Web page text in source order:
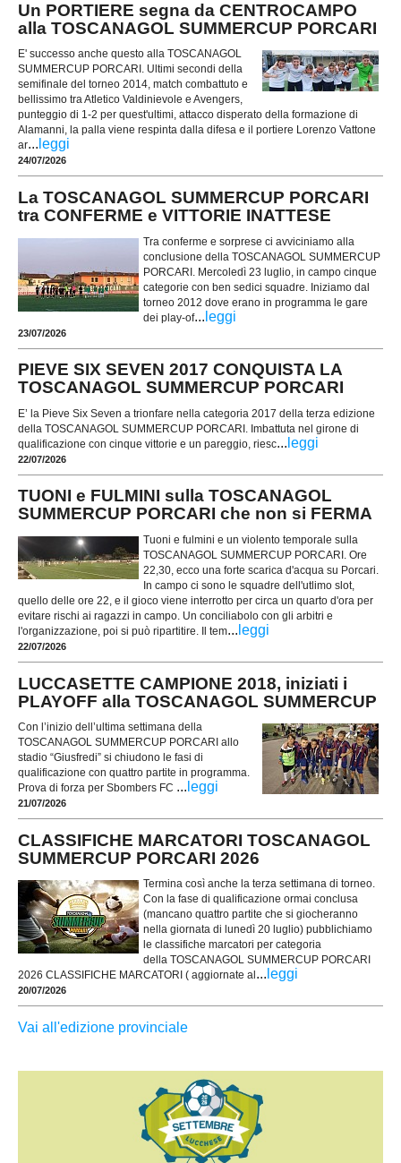
Un PORTIERE segna da CENTROCAMPO
alla TOSCANAGOL SUMMERCUP PORCARI
E' successo anche questo alla TOSCANAGOL
SUMMERCUP PORCARI. Ultimi secondi della
semifinale del torneo 2014, match combattuto e
bellissimo tra Atletico Valdinievole e Avengers,
punteggio di 1-2 per quest'ultimi, attacco disperato della formazione di
Alamanni, la palla viene respinta dalla difesa e il portiere Lorenzo Vattone
ar... leggi
24/07/2026
La TOSCANAGOL SUMMERCUP PORCARI
tra CONFERME e VITTORIE INATTESE
Tra conferme e sorprese ci avviciniamo alla
conclusione della TOSCANAGOL SUMMERCUP
PORCARI. Mercoledì 23 luglio, in campo cinque
categorie con ben sedici squadre. Iniziamo dal
torneo 2012 dove erano in programma le gare
dei play-of... leggi
23/07/2026
PIEVE SIX SEVEN 2017 CONQUISTA LA
TOSCANAGOL SUMMERCUP PORCARI
E’ la Pieve Six Seven a trionfare nella categoria 2017 della terza edizione
della TOSCANAGOL SUMMERCUP PORCARI. Imbattuta nel girone di
qualificazione con cinque vittorie e un pareggio, riesc... leggi
22/07/2026
TUONI e FULMINI sulla TOSCANAGOL
SUMMERCUP PORCARI che non si FERMA
Tuoni e fulmini e un violento temporale sulla
TOSCANAGOL SUMMERCUP PORCARI. Ore
22,30, ecco una forte scarica d'acqua su Porcari.
In campo ci sono le squadre dell'utlimo slot,
quello delle ore 22, e il gioco viene interrotto per circa un quarto d'ora per
evitare rischi ai ragazzi in campo. Un conciliabolo con gli arbitri e
l'organizzazione, poi si può ripartitire. Il tem... leggi
22/07/2026
LUCCASETTE CAMPIONE 2018, iniziati i
PLAYOFF alla TOSCANAGOL SUMMERCUP
Con l’inizio dell’ultima settimana della
TOSCANAGOL SUMMERCUP PORCARI allo
stadio “Giusfredi” si chiudono le fasi di
qualificazione con quattro partite in programma.
Prova di forza per Sbombers FC ... leggi
21/07/2026
CLASSIFICHE MARCATORI TOSCANAGOL
SUMMERCUP PORCARI 2026
Termina così anche la terza settimana di torneo.
Con la fase di qualificazione ormai conclusa
(mancano quattro partite che si giocheranno
nella giornata di lunedì 20 luglio) pubblichiamo
le classifiche marcatori per categoria
della TOSCANAGOL SUMMERCUP PORCARI
2026 CLASSIFICHE MARCATORI ( aggiornate al ... leggi
20/07/2026
Vai all'edizione provinciale